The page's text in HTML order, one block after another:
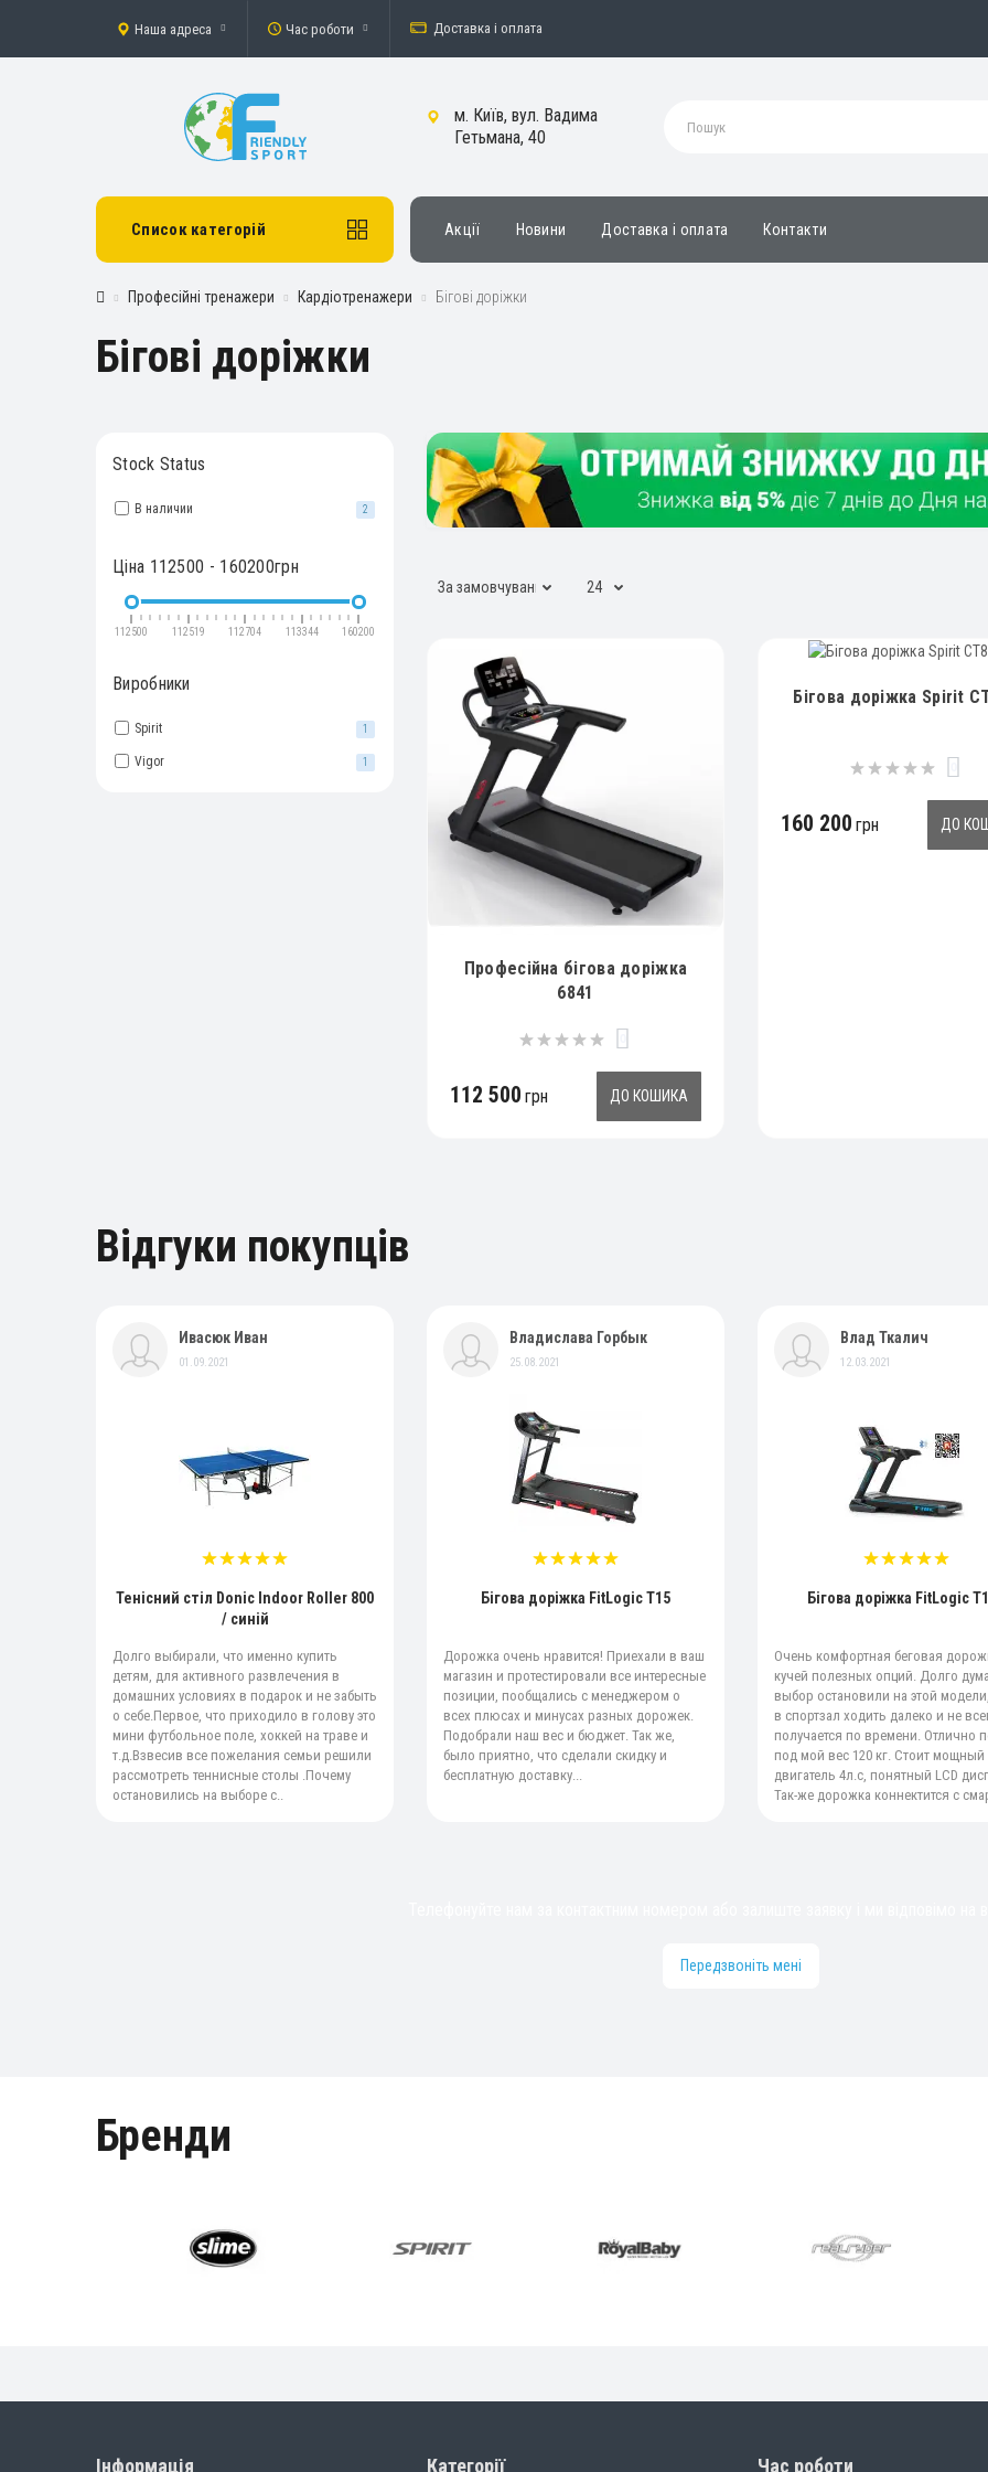
Наша адреса Час роботи Доставка і оплата
м. Київ, вул. Вадима
Гетьмана, 40
Список категорій Акції Новини Доставка і оплата Контакти
Професійні тренажери Кардіотренажери Бігові доріжки
Бігові доріжки
Ціна 112500 - 160200грн
112500 112519 112704 113344 160200
Виробники
Spirit 1
Vigor 1
Stock Status
В наличии 2
Професійна бігова доріжка
6841
112 500 грн ДО КОШИКА
Бігова доріжка Spirit
160 200 грн ДО
Відгуки покупців
Ивасюк Иван
01.09.2021
Тенісний стіл Donic Indoor Roller 800
/ синій
Долго выбирали, что именно купить
детям, для активного развлечения в
домашних условиях в подарок и не забыть
о себе.Первое, что приходило в голову это
мини футбольное поле, хоккей на траве и
т.д.Взвесив все пожелания семьи решили
рассмотреть теннисные столы .Почему
остановились на выборе с..
Владислава Горбык
25.08.2021
Бігова доріжка FitLogic T15
Дорожка очень нравится! Приехали в ваш
магазин и протестировали все интересные
позиции, пообщались с менеджером о
всех плюсах и минусах разных дорожек.
Подобрали наш вес и бюджет. Так же,
было приятно, что сделали скидку и
бесплатную доставку...
Влад Ткалич
12.03.2021
Бігова доріжка FitLogic
Очень комфортная беговая
кучей полезных опций. Долго
выбор остановили на этой
в спортзал ходить далеко и не
получается по времени. Отлично
под мой вес 120 кг. Стоит мощный
двигатель 4л.с, понятный LCD
Так-же дорожка коннектится с
Передзвоніть мені
Інформація Категорії Час роботи